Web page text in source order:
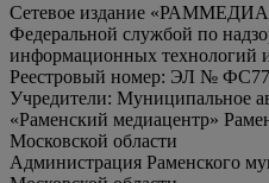
Сетевое издание
Федеральной службой по
информационных технологий
Реестровый номер: ЭЛ №
Учредители: Муниципальное
«Раменский медиацентр»
Московской области
Администрация Раменского